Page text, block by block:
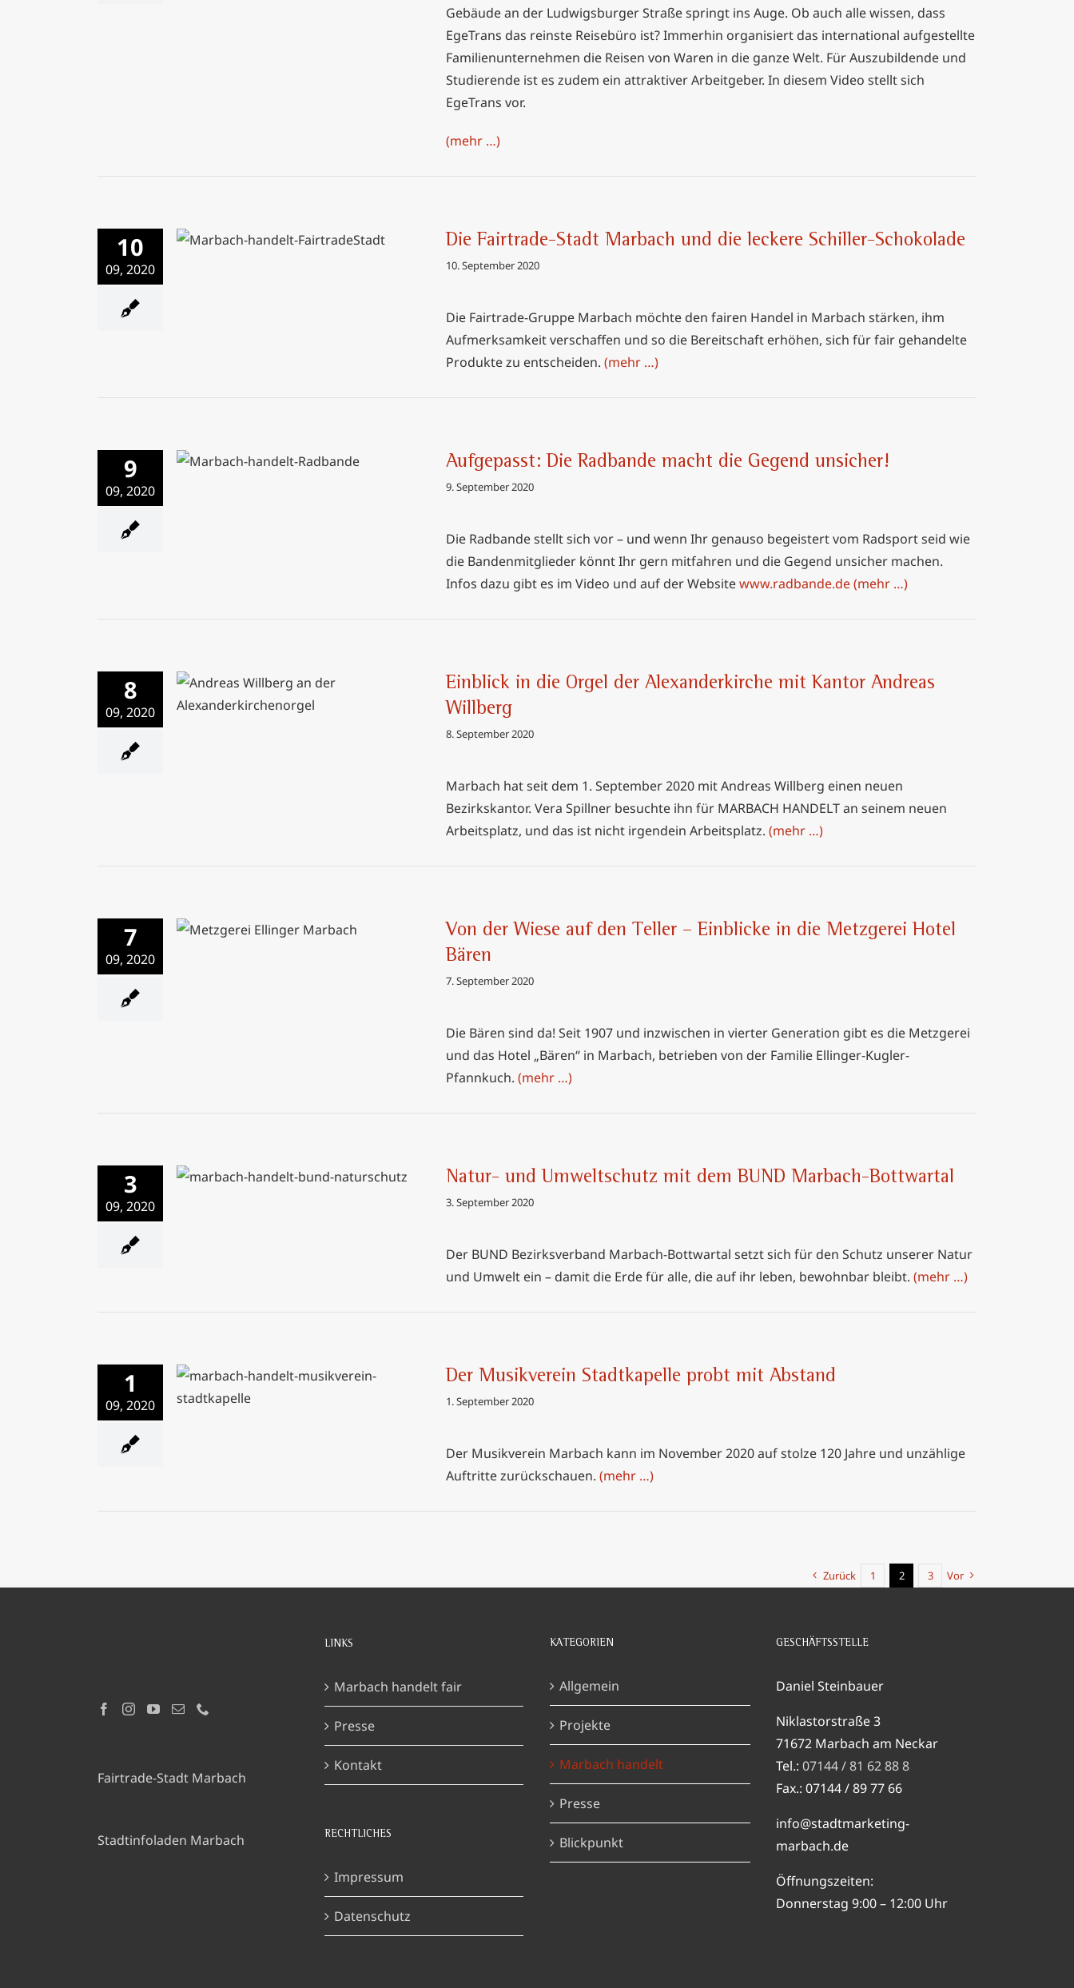
Gebäude an der Ludwigsburger Straße springt ins Auge. Ob auch alle wissen, dass
EgeTrans das reinste Reisebüro ist? Immerhin organisiert das international aufgestellte
Familienunternehmen die Reisen von Waren in die ganze Welt. Für Auszubildende und
Studierende ist es zudem ein attraktiver Arbeitgeber. In diesem Video stellt sich
EgeTrans vor.
(mehr …)
10
09, 2020
Die Fairtrade-Stadt Marbach und
Die Fairtrade-Stadt Marbach und die leckere Schiller-Schokolade
10. September 2020
Die Fairtrade-Gruppe Marbach möchte den fairen Handel in Marbach stärken, ihm
Aufmerksamkeit verschaffen und so die Bereitschaft erhöhen, sich für fair gehandelte
Produkte zu entscheiden. (mehr …)
9
09, 2020
Aufgepasst: Die Radbande macht die
Aufgepasst: Die Radbande macht die Gegend unsicher!
9. September 2020
Die Radbande stellt sich vor – und wenn Ihr genauso begeistert vom Radsport seid wie
die Bandenmitglieder könnt Ihr gern mitfahren und die Gegend unsicher machen.
Infos dazu gibt es im Video und auf der Websitewww.radbande.de(mehr …)
8
09, 2020
Einblick in die Orgel der
Alexanderkirche mit Kantor Andreas
Einblick in die Orgel der Alexanderkirche mit Kantor Andreas
Willberg
8. September 2020
Marbach hat seit dem 1. September 2020 mit Andreas Willberg einen neuen
Bezirkskantor. Vera Spillner besuchte ihn für MARBACH HANDELT an seinem neuen
Arbeitsplatz, und das ist nicht irgendein Arbeitsplatz. (mehr …)
7
09, 2020
Von der Wiese auf den Teller –
Von der Wiese auf den Teller – Einblicke in die Metzgerei Hotel
Bären
7. September 2020
Die Bären sind da! Seit 1907 und inzwischen in vierter Generation gibt es die Metzgerei
und das Hotel „Bären“ in Marbach, betrieben von der Familie Ellinger-Kugler-
Pfannkuch. (mehr …)
3
09, 2020
Natur- und Umweltschutz mit dem
Natur- und Umweltschutz mit dem BUND Marbach-Bottwartal
3. September 2020
Der BUND Bezirksverband Marbach-Bottwartal setzt sich für den Schutz unserer Natur
und Umwelt ein – damit die Erde für alle, die auf ihr leben, bewohnbar bleibt. (mehr …)
1
09, 2020
Der Musikverein Stadtkapelle probt
Der Musikverein Stadtkapelle probt mit Abstand
1. September 2020
Der Musikverein Marbach kann im November 2020 auf stolze 120 Jahre und unzählige
Auftritte zurückschauen. (mehr …)
Zurück 1 2 3 Vor
Fairtrade-Stadt Marbach
Stadtinfoladen Marbach
LINKS
Marbach handelt fair
Presse
Kontakt
RECHTLICHES
Impressum
Datenschutz
KATEGORIEN
Allgemein
Projekte
Marbach handelt
Presse
Blickpunkt
GESCHÄFTSSTELLE
Daniel Steinbauer
Niklastorstraße 3
71672 Marbach am Neckar
Tel.: 07144 / 81 62 88 8
Fax.: 07144 / 89 77 66
info@stadtmarketing-
marbach.de
Öffnungszeiten:
Donnerstag 9:00 – 12:00 Uhr